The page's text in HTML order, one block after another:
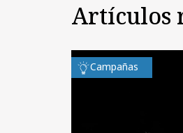
Artículos
Campañas